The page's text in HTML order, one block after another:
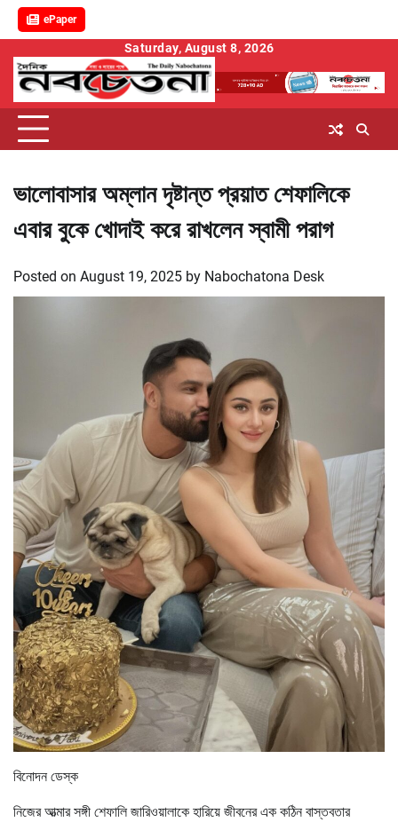
ePaper
content
Saturday, August 8, 2026
ভালোবাসার অম্লান দৃষ্টান্ত প্রয়াত শেফালিকে
এবার বুকে খোদাই করে রাখলেন স্বামী পরাগ
Posted on August 19, 2025 by Nabochatona Desk
বিনোদন ডেস্ক
নিজের আত্মার সঙ্গী শেফালি জারিওয়ালাকে হারিয়ে জীবনের এক কঠিন বাস্তবতার